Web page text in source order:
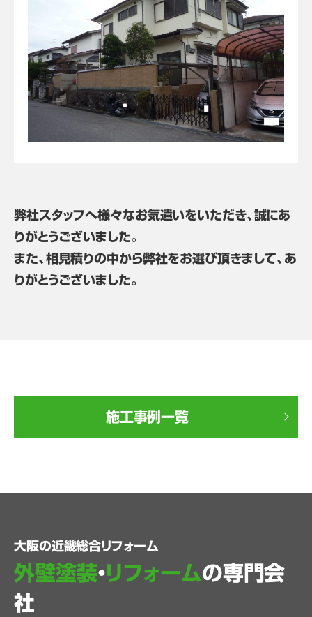
弊社スタッフへ様々なお気遣いをいただき、誠にあ
りがとうございました。
また、相見積りの中から弊社をお選び頂きまして、あ
りがとうございました。
施工事例一覧
大阪の近畿総合リフォーム
外壁塗装・リフォームの専門会
社